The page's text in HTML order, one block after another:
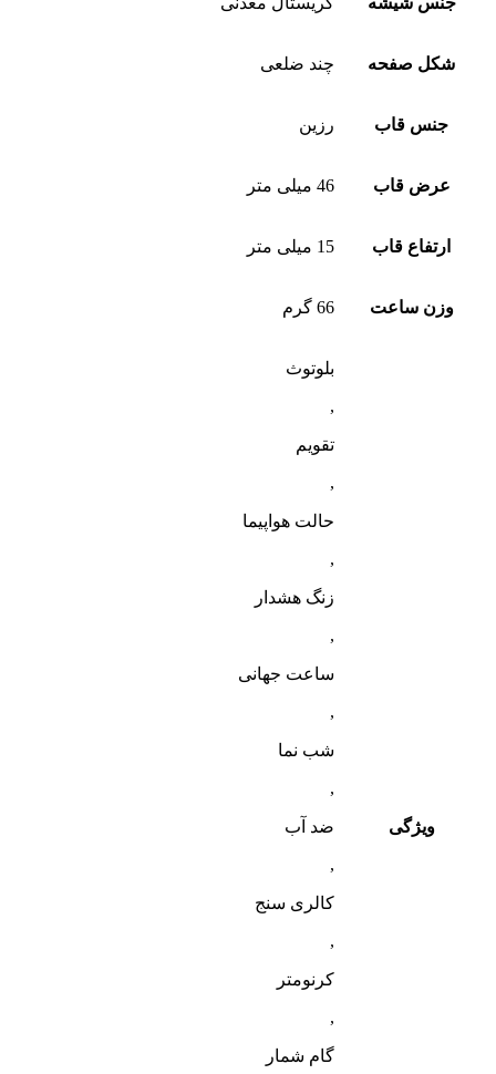
شکل صفحه چند ضلعی
جنس قاب رزین
عرض قاب 46 میلی متر
ارتفاع قاب 15 میلی متر
وزن ساعت 66 گرم
ویژگی
بلوتوث
,
تقویم
,
حالت هواپیما
,
زنگ هشدار
,
ساعت جهانی
,
شب‌ نما
,
ضد آب
,
کالری سنج
,
کرنومتر
,
گام شمار